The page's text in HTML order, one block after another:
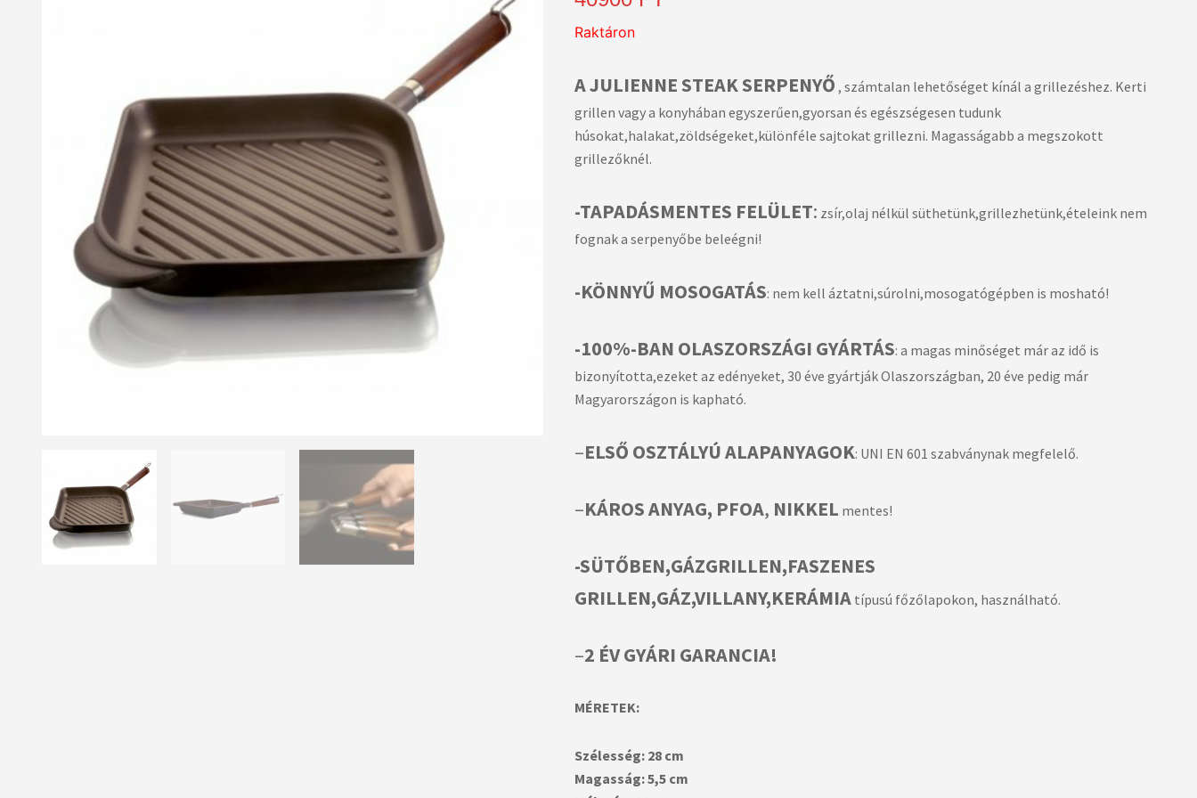
Raktáron
A JULIENNE STEAK SERPENYŐ , számtalan lehetőséget kínál a grillezéshez. Kerti
grillen vagy a konyhában egyszerűen,gyorsan és egészségesen tudunk
húsokat,halakat,zöldségeket,különféle sajtokat grillezni. Magasságabb a megszokott
grillezőknél.
-TAPADÁSMENTES FELÜLET: zsír,olaj nélkül süthetünk,grillezhetünk,ételeink nem
fognak a serpenyőbe beleégni!
-KÖNNYŰ MOSOGATÁS: nem kell áztatni,súrolni,mosogatógépben is mosható!
-100%-BAN OLASZORSZÁGI GYÁRTÁS: a magas minőséget már az idő is
bizonyította,ezeket az edényeket, 30 éve gyártják Olaszországban, 20 éve pedig már
Magyarországon is kapható.
–ELSŐ OSZTÁLYÚ ALAPANYAGOK: UNI EN 601 szabványnak megfelelő.
–KÁROS ANYAG, PFOA, NIKKEL mentes!
-SÜTŐBEN,GÁZGRILLEN,FASZENES
GRILLEN,GÁZ,VILLANY,KERÁMIA típusú főzőlapokon, használható.
–2 ÉV GYÁRI GARANCIA!
MÉRETEK:
Szélesség: 28 cm
Magasság: 5,5 cm